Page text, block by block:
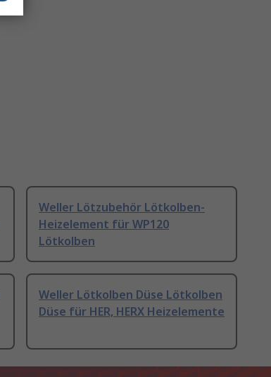
Weller Lötzubehör Lötkolben-
Heizelement für WP120
Lötkolben
Weller Lötkolben Düse Lötkolben
Düse für HER, HERX Heizelemente